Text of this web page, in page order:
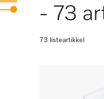
- 73
73 listeartikkel